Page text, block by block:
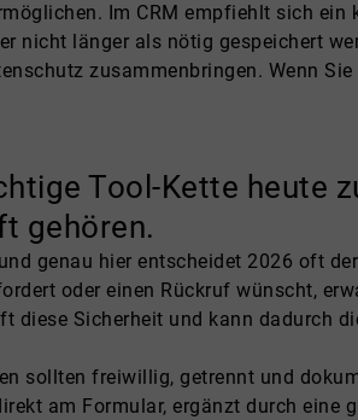
Im CRM empfiehlt sich ein
nicht länger als nötig gespeichert
zusammenbringen. Wenn Sie
Tool-Kette heute
gehören.
genau hier entscheidet 2026 oft der
oder einen Rückruf wünscht,
diese Sicherheit und kann dadurch
sollten freiwillig, getrennt und
am Formular, ergänzt durch eine